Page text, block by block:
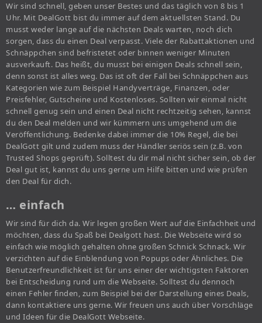
Wir sind schnell, geben unser Bestes und das täglich von 8 bis 1
Uhr. Mit DealGott bist du immer auf dem aktuellsten Stand. Du
musst weder lange auf die nächsten Deals warten, noch dich
sorgen, dass du einen Deal verpasst. Viele der Rabattaktionen und
Schnäppchen sind befristetet oder binnen weniger Minuten
ausverkauft. Das heißt, du musst bei einigen Deals schnell sein,
denn sonst ist alles weg. Das ist oft der Fall bei Schnäppchen aus
Kategorien wie zum Beispiel Handyverträge, Finanzen, oder
Preisfehler, Gutscheine und Kostenloses. Sollten wir einmal nicht
schnell genug sein und einen Deal nicht rechtzeitig sehen, kannst
du den Deal melden und wir kümmern uns umgehend um die
Veröffentlichung. Bedenke dabei immer die 10% Regel, die bei
DealGott gilt und zudem muss der Händler seriös sein (z.B. von
Trusted Shops geprüft). Solltest du dir mal nicht sicher sein, ob der
Deal gut ist, kannst du uns gerne um Hilfe bitten und wie prüfen
den Deal für dich.
… einfach
Wir sind für dich da. Wir legen großen Wert auf die Einfachheit und
möchten, dass du Spaß bei Dealgott hast. Die Webseite wird so
einfach wie möglich gehalten ohne großen Schnick Schnack. Wir
verzichten auf die Einblendung von Popups oder Ähnliches. Die
Benutzerfreundlichkeit ist für uns einer der wichtigsten Faktoren
bei Entscheidung rund um die Webseite. Solltest du dennoch
einen Fehler finden, zum Beispiel bei der Darstellung eines Deals,
dann kontaktiere uns gerne. Wir freuen uns auch über Vorschläge
und Ideen für die DealGott Webseite.